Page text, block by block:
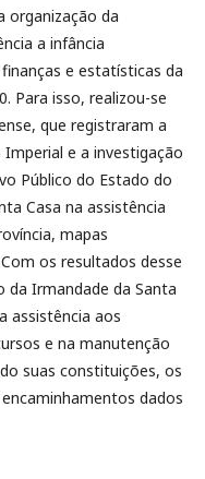
organização da
a infância
e estatísticas da
Para isso, realizou-se
que registraram a
e a investigação
Público do Estado do
Casa na assistência
mapas
os resultados desse
Irmandade da Santa
assistência aos
e na manutenção
suas constituições, os
dados